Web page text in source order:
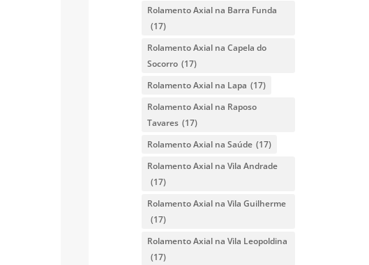
Rolamento Axial na Barra Funda
(17)
Rolamento Axial na Capela do
Socorro (17)
Rolamento Axial na Lapa (17)
Rolamento Axial na Raposo
Tavares (17)
Rolamento Axial na Saúde (17)
Rolamento Axial na Vila Andrade
(17)
Rolamento Axial na Vila Guilherme
(17)
Rolamento Axial na Vila Leopoldina
(17)